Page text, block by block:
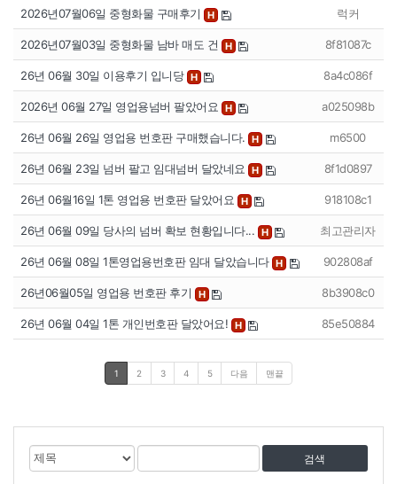
2026년07월06일 중형화물 구매후기 H 럭커
2026년07월03일 중형화물 남바 매도 건 H 8f81087c
26년 06월 30일 이용후기 입니당 H 8a4c086f
2026년 06월 27일 영업용넘버 팔았어요 H a025098b
26년 06월 26일 영업용 번호판 구매했습니다. H m6500
26년 06월 23일 넘버 팔고 임대넘버 달았네요 H 8f1d0897
26년 06월16일 1톤 영업용 번호판 달았어요 H 918108c1
26년 06월 09일 당사의 넘버 확보 현황입니다... H 최고관리자
26년 06월 08일 1톤영업용번호판 임대 달았습니다 H 902808af
26년06월05일 영업용 번호판 후기 H 8b3908c0
26년 06월 04일 1톤 개인번호판 달았어요! H 85e50884
1 2 3 4 5 다음 맨끝
게
물
검
색
대
검
어